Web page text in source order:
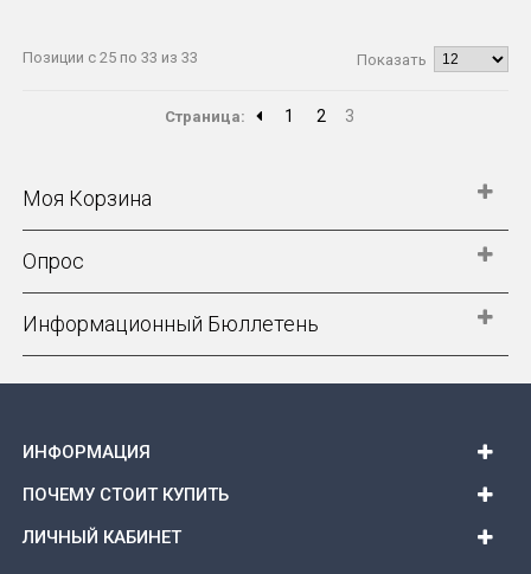
Позиции с 25 по 33 из 33 Показать
Страница: 1 2 3
Моя Корзина
Опрос
Информационный Бюллетень
ИНФОРМАЦИЯ
ПОЧЕМУ СТОИТ КУПИТЬ
ЛИЧНЫЙ КАБИНЕТ